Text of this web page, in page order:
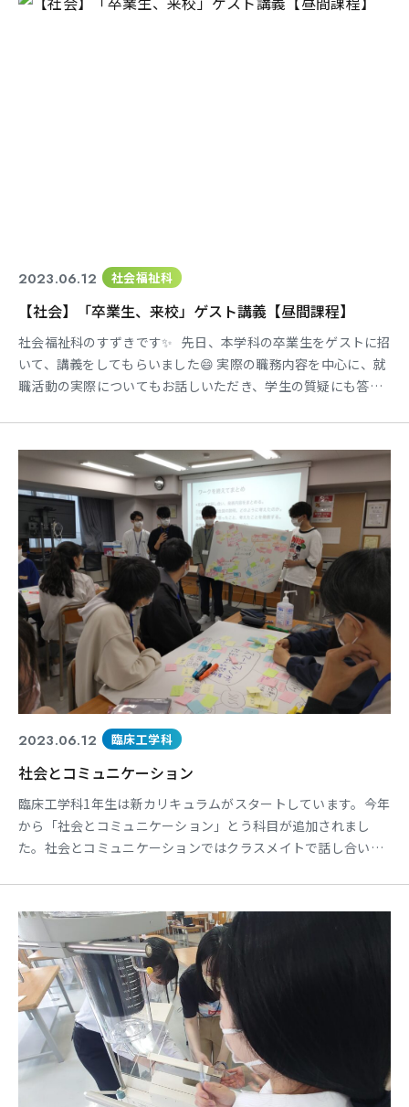
2023.06.12 社会福祉科
【社会】「卒業生、来校」ゲスト講義【昼間課程】
社会福祉科のすずきです✨ 先日、本学科の卒業生をゲストに招
いて、講義をしてもらいました😄 実際の職務内容を中心に、就
職活動の実際についてもお話しいただき、学生の質疑にも答え
く、内容の濃いものとなっており、勉強になりました✊ 実際に
働かれている方、さらに学科の先輩ということもあり、得られ
たモノも大きかったようです💡 これからも活
2023.06.12 臨床工学科
社会とコミュニケーション
臨床工学科1年生は新カリキュラムがスタートしています。今年
から「社会とコミュニケーション」とう科目が追加されまし
た。社会とコミュニケーションではクラスメイトで話し合いを
ています。 社会とコミュニケーション 社会とコミュニケーショ
ン 社会とコミュニケーション 社会とコミュニケーション この
日は、派生図を用いて「スマートフォンが社会に与える影響」
東海医療科学
専門学校
東海医療工学
専門学校
東海医療科学
専門学校
東海医療工学
専門学校
東海医療科学
専門学校
東海医療工学
専門学校
東海医療科学
専門学校
東海医療工学
専門学校